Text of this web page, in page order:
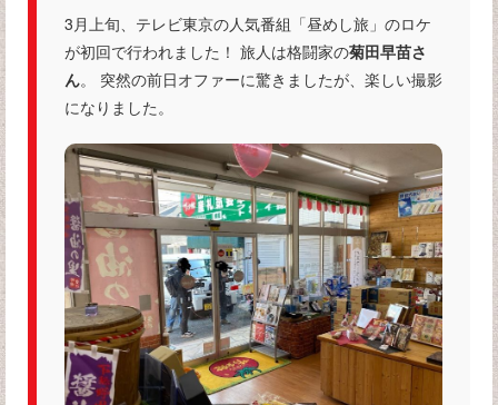
3月上旬、テレビ東京の人気番組「昼めし旅」のロケ
が初回で行われました！ 旅人は格闘家の菊田早苗さ
ん。 突然の前日オファーに驚きましたが、楽しい撮影
になりました。